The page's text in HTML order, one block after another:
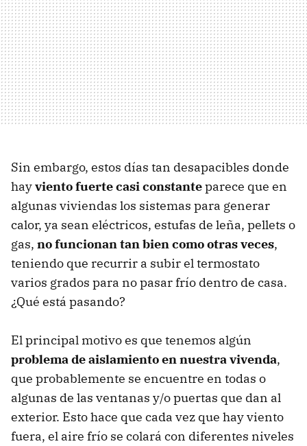
Sin embargo, estos días tan desapacibles donde
hayviento fuerte casi constanteparece que en
algunas viviendas los sistemas para generar
calor, ya sean eléctricos, estufas de leña, pellets o
gas, no funcionan tan bien como otras veces,
teniendo que recurrir a subir el termostato
varios grados para no pasar frío dentro de casa.
¿Qué está pasando?
El principal motivo es que tenemos algún
problema de aislamiento en nuestra vivenda,
que probablemente se encuentre en todas o
algunas de las ventanas y/o puertas que dan al
exterior. Esto hace que cada vez que hay viento
fuera, el aire frío se colará con diferentes niveles